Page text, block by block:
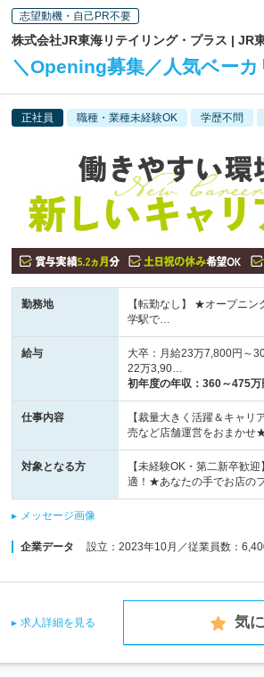
志望動機・自己PR不要
株式会社JR東海リテイリング・プラス |
＼Opening募集／人気ベーカ
正社員 職種・業種未経験OK 学歴不問
勤務地
【転勤なし】 ★オープニ
学駅で…
給与
大卒：月給23万7,800円～
22万3,90…
初年度の年収： 360～475万
仕事内容
【裁量大きく活躍＆キャ
売など店舗運営をおまか
対象となる方
【未経験OK・第二新卒歓
適！★あなたの手でお店の
メッセージ画像
企業データ 設立：2023年10月／従業員数：
求人詳細を見る 気